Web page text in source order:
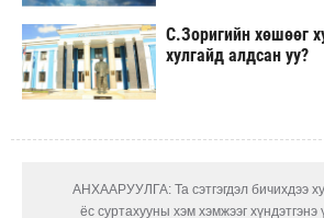
С.Зоригийн хөшөөг
хулгайд алдсан уу?
АНХААРУУЛГА: Та сэтгэгдэл бичихдээ
ёс суртахууны хэм хэмжээг